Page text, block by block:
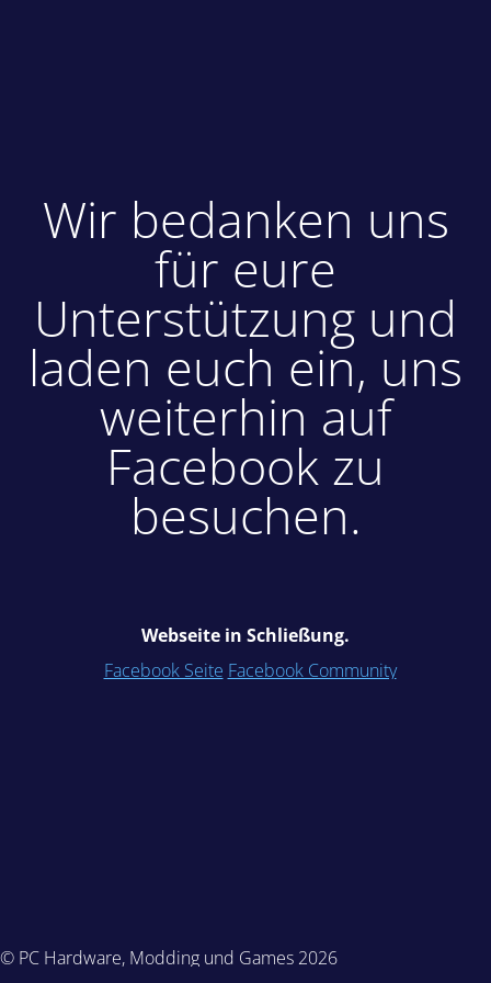
Wir bedanken uns
für eure
Unterstützung und
laden euch ein, uns
weiterhin auf
Facebook zu
besuchen.
Webseite in Schließung.
Facebook Seite Facebook Community
© PC Hardware, Modding und Games 2026